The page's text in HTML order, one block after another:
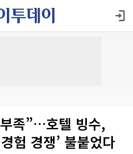
족”…호텔 빙수,
험 경쟁’ 불붙었다